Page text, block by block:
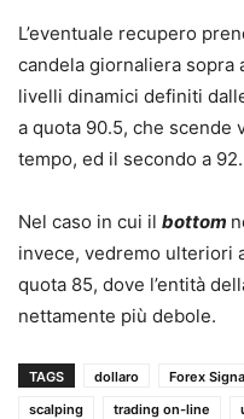
L’eventuale recupero
candela giornaliera sopra
livelli dinamici definiti
a quota 90.5, che scende
tempo, ed il secondo a 92.
Nel caso in cui il bottom
invece, vedremo ulteriori
quota 85, dove l’entità
nettamente più debole.
TAGS dollaro Forex
scalping
trading on-line